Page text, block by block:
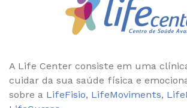
A Life Center consiste em uma
cuidar da sua saúde física e
sobre a LifeFisio, LifeMoviments,